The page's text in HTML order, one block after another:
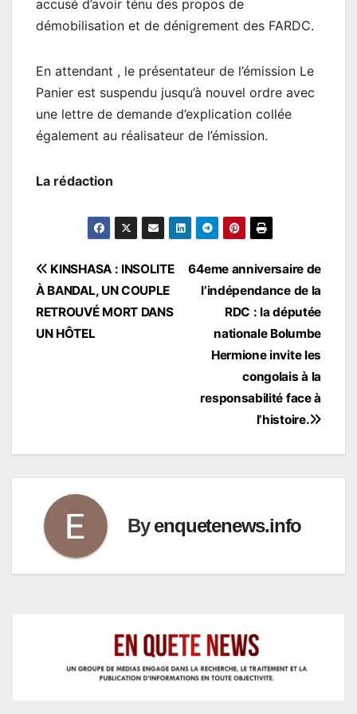
accusé d’avoir ténu des propos de
démobilisation et de dénigrement des FARDC.
En attendant , le présentateur de l’émission Le
Panier est suspendu jusqu’à nouvel ordre avec
une lettre de demande d’explication collée
également au réalisateur de l’émission.
La rédaction
Navigation
de
l’article
64eme anniversaire de
l’indépendance de la
RDC : la députée
nationale Bolumbe
Hermione invite les
congolais à la
responsabilité face à
l’histoire.
KINSHASA : INSOLITE
À BANDAL, UN COUPLE
RETROUVÉ MORT DANS
UN HÔTEL
Byenquetenews.info